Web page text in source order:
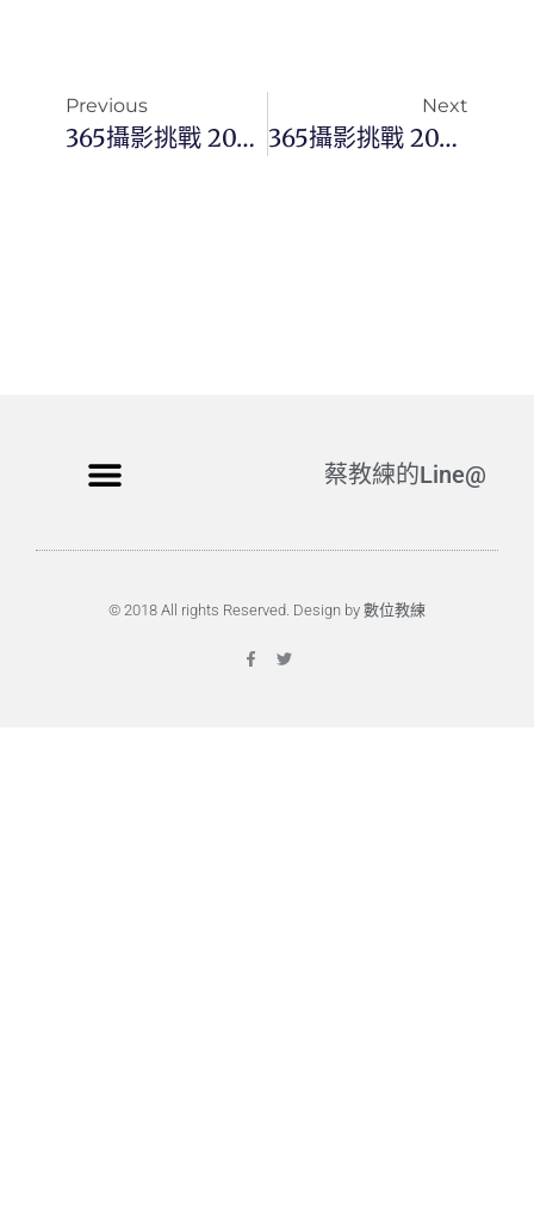
Previous
365攝影挑戰 20230516(二) 136/365 Day2673
Next
365攝影挑戰 20230519(五) 139/365 Day2676
蔡教練的Line@
© 2018 All rights Reserved. Design by 數位教練